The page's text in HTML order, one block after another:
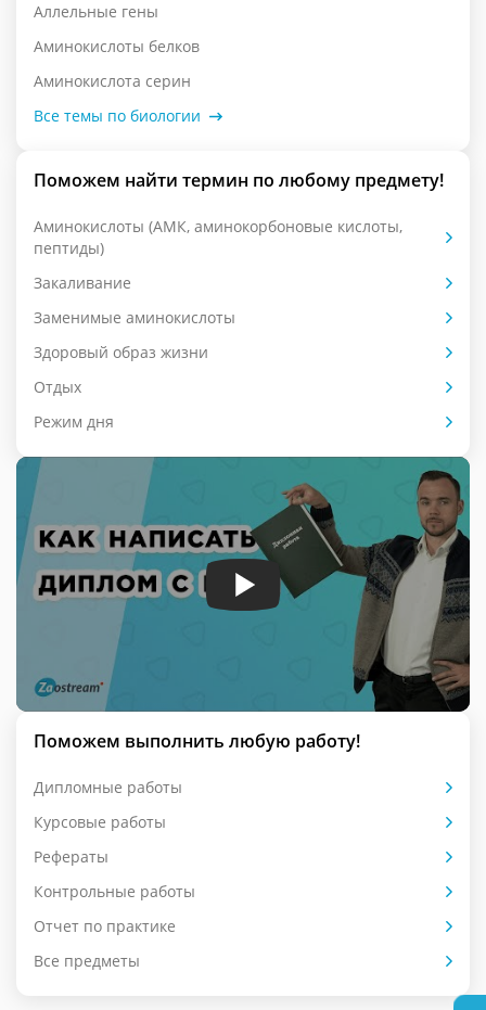
Аллельные гены
Аминокислоты белков
Аминокислота серин
Все темы по биологии
Поможем найти термин по любому предмету!
Аминокислоты (АМК, аминокорбоновые кислоты,
пептиды)
Закаливание
Заменимые аминокислоты
Здоровый образ жизни
Отдых
Режим дня
Поможем выполнить любую работу!
Дипломные работы
Курсовые работы
Рефераты
Контрольные работы
Отчет по практике
Все предметы